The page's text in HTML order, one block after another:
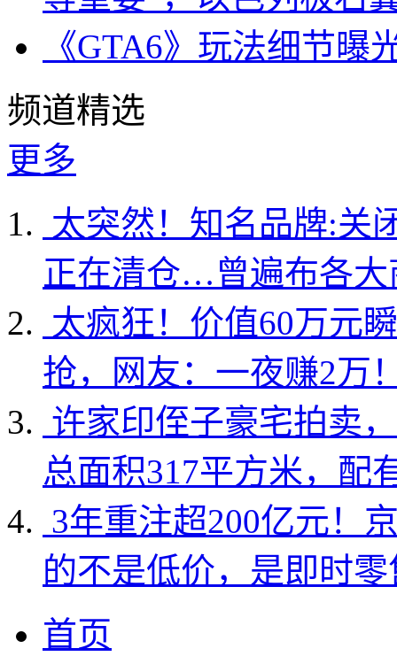
《GTA6》玩法细节
频道精选
更多
太突然！知名品牌:关
正在清仓…曾遍布各大
太疯狂！价值60万元
抢，网友：一夜赚2万
许家印侄子豪宅拍卖
总面积317平方米，配
3年重注超200亿元！
的不是低价，是即时
首页